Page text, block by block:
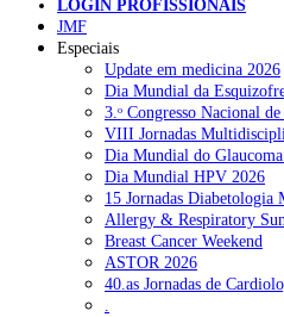
NOTÍCIAS RECENTES
Portugal está a formar os
Estudantes de Medicina
Assembly 6 de Agosto, 2026
SCORA X-Change Portugal
em saúde sexual e reprodutiva
ANEM reúne com
Saúde
LOGIN PROFISSIONAIS
JMF
Especiais
Update em medicina 2026
Dia Mundial da
3.ᵒ Congresso Nacional
VIII Jornadas
Dia Mundial do
Dia Mundial HPV 2026
15 Jornadas Diabetologia
Allergy & Respiratory
Breast Cancer Weekend
ASTOR 2026
40.as Jornadas de
.